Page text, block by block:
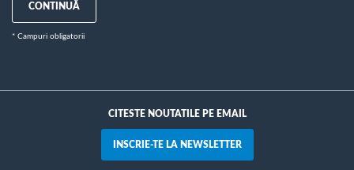
CONTINUĂ
* Campuri obligatorii
CITESTE NOUTATILE PE EMAIL
INSCRIE-TE LA NEWSLETTER